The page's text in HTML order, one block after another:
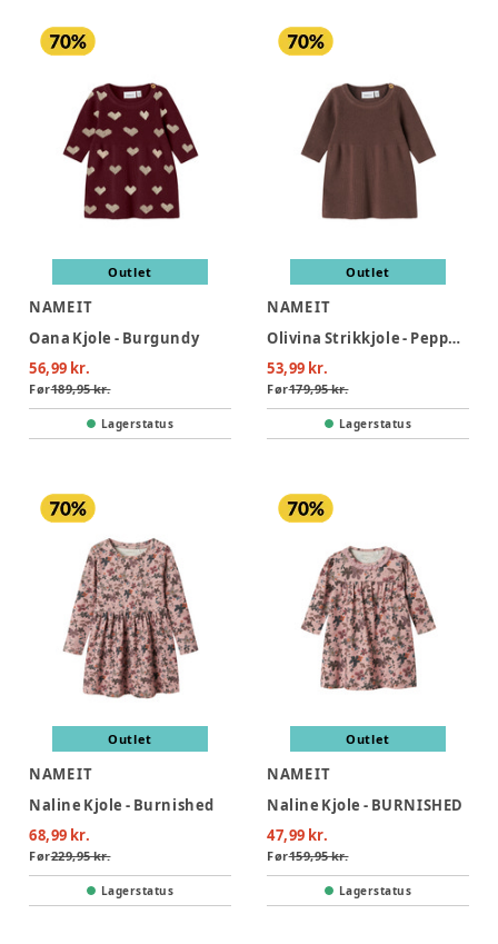
Outlet
NAME IT
Oana Kjole - Burgundy
56,99 kr.
Før189,95 kr.
Lagerstatus
Outlet
NAME IT
Olivina Strikkjole - Peppercorn
53,99 kr.
Før179,95 kr.
Lagerstatus
Outlet
NAME IT
Naline Kjole - Burnished
68,99 kr.
Før229,95 kr.
Lagerstatus
Outlet
NAME IT
Naline Kjole - BURNISHED
47,99 kr.
Før159,95 kr.
Lagerstatus